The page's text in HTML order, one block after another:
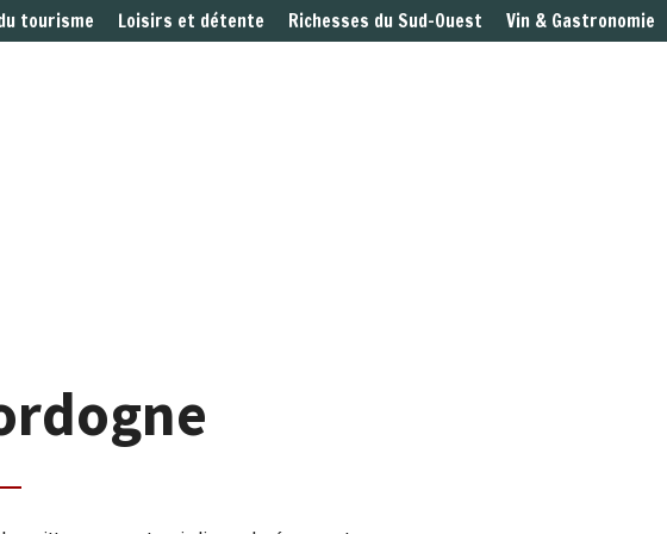
tourisme Loisirs et détente Richesses du Sud-Ouest Vin & Gastronomie